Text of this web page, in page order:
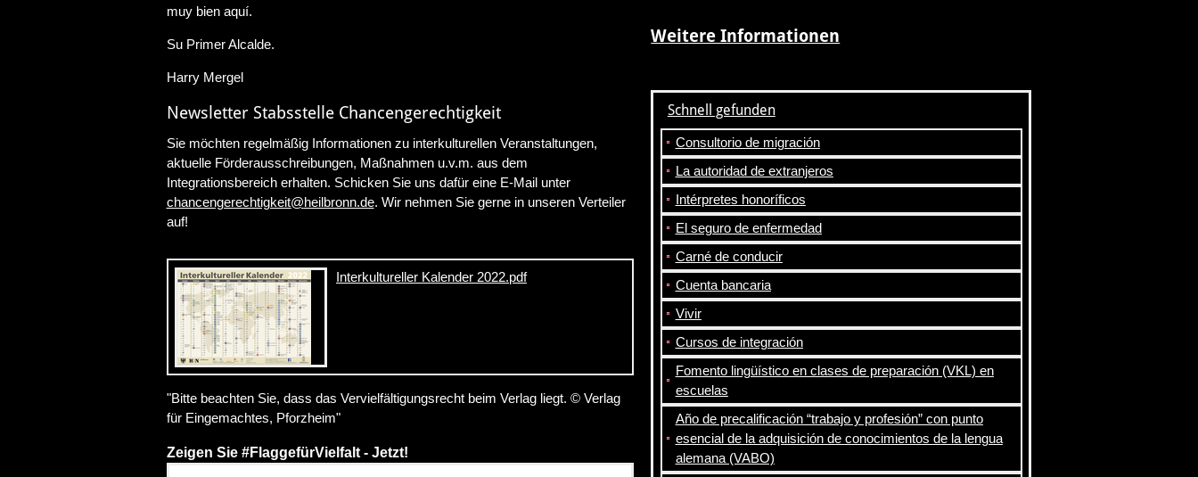
muy bien aquí.
Su Primer Alcalde.
Harry Mergel
Newsletter Stabsstelle Chancengerechtigkeit
Sie möchten regelmäßig Informationen zu interkulturellen Veranstaltungen,
aktuelle Förderausschreibungen, Maßnahmen u.v.m. aus dem
Integrationsbereich erhalten. Schicken Sie uns dafür eine E-Mail unter
chancengerechtigkeit@heilbronn.de. Wir nehmen Sie gerne in unseren Verteiler
auf!
Interkultureller Kalender 2022.pdf
"Bitte beachten Sie, dass das Vervielfältigungsrecht beim Verlag liegt. © Verlag
für Eingemachtes, Pforzheim"
Zeigen Sie #FlaggefürVielfalt - Jetzt!
Weitere Informationen
Schnell gefunden
Consultorio de migración
La autoridad de extranjeros
Intérpretes honoríficos
El seguro de enfermedad
Carné de conducir
Cuenta bancaria
Vivir
Cursos de integración
Fomento lingüístico en clases de preparación (VKL) en
escuelas
Año de precalificación “trabajo y profesión” con punto
esencial de la adquisición de conocimientos de la lengua
alemana (VABO)